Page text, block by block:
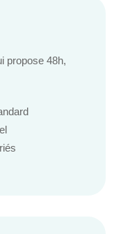
propose 48h,